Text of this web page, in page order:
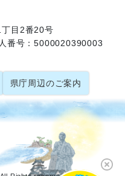
目2番20号
番号：5000020390003
県庁周辺のご案内